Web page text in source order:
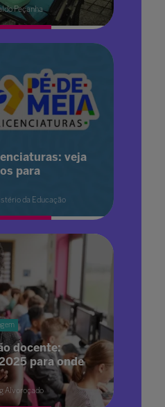
Peçanha
veja
para
da Educação
docente:
para onde
Alvoroçado